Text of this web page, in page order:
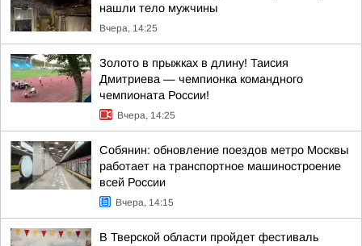
нашли тело мужчины
Вчера, 14:25
Золото в прыжках в длину! Таисия
Дмитриева — чемпионка командного
чемпионата России!
Вчера, 14:25
Собянин: обновление поездов метро Москвы
работает на транспортное машиностроение
всей России
Вчера, 14:15
В Тверской области пройдет фестиваль